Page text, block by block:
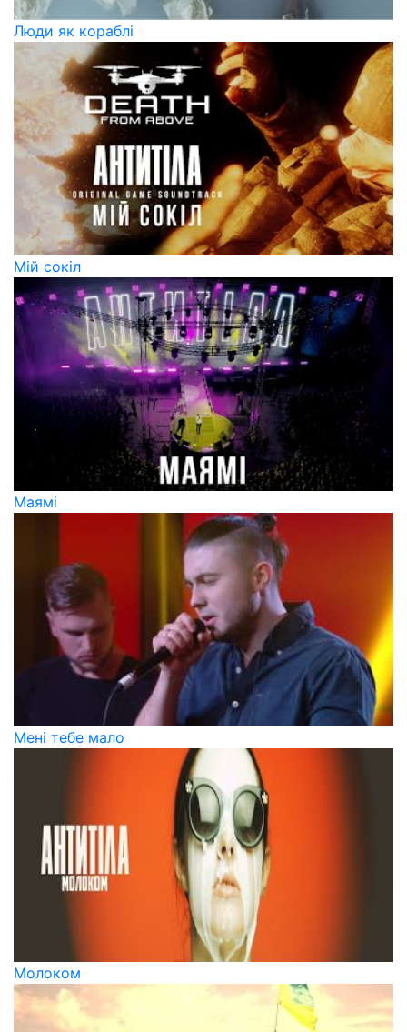
Люди як кораблі
Мій сокіл
Маямі
Мені тебе мало
Молоком